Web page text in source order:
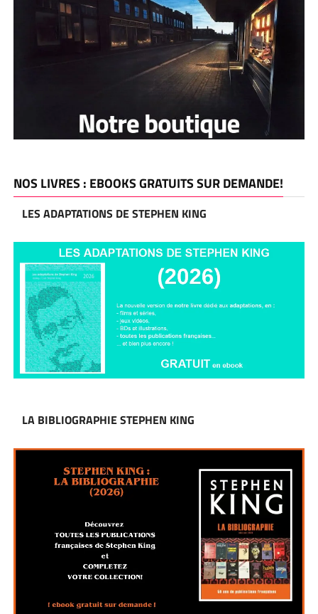
NOS LIVRES : EBOOKS GRATUITS SUR DEMANDE!
LES ADAPTATIONS DE STEPHEN KING
LA BIBLIOGRAPHIE STEPHEN KING